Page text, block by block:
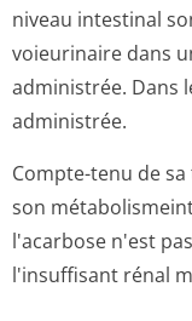
niveau intestinal
voieurinaire dans
administrée. Dans
administrée.
Compte-tenu de
son
l'acarbose n'est
l'insuffisant rénal